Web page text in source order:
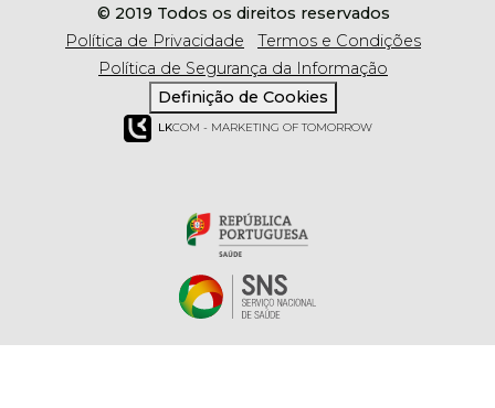
© 2019 Todos os direitos reservados
Política de Privacidade
Termos e Condições
Política de Segurança da Informação
Definição de Cookies
LKCOM - MARKETING OF TOMORROW